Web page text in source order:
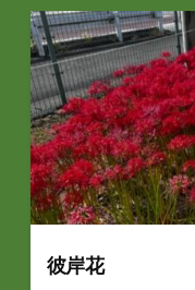
ゴ
リ
ー
彼岸花